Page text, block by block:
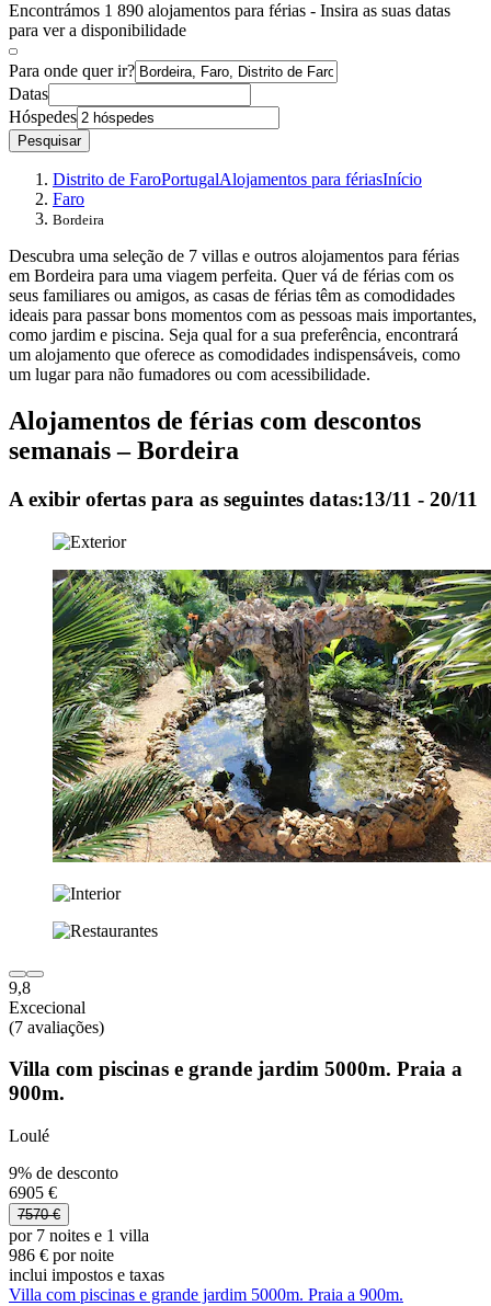
Encontrámos 1 890 alojamentos para férias - Insira as suas datas
para ver a disponibilidade
Para onde quer ir?
Datas
Hóspedes
Pesquisar
Distrito de FaroPortugalAlojamentos para fériasInício
Faro
Bordeira
Descubra uma seleção de 7 villas e outros alojamentos para férias
em Bordeira para uma viagem perfeita. Quer vá de férias com os
seus familiares ou amigos, as casas de férias têm as comodidades
ideais para passar bons momentos com as pessoas mais importantes,
como jardim e piscina. Seja qual for a sua preferência, encontrará
um alojamento que oferece as comodidades indispensáveis, como
um lugar para não fumadores ou com acessibilidade.
Alojamentos de férias com descontos
semanais – Bordeira
A exibir ofertas para as seguintes datas:13/11 - 20/11
9,8
Excecional
(7 avaliações)
Villa com piscinas e grande jardim 5000m. Praia a
900m.
Loulé
9% de desconto
6905 €
7570 €
por 7 noites e 1 villa
986 € por noite
inclui impostos e taxas
Villa com piscinas e grande jardim 5000m. Praia a 900m.